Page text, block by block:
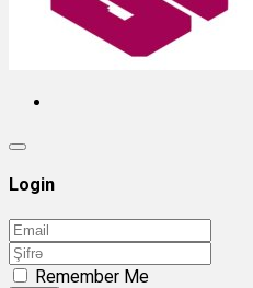
Login
Remember Me